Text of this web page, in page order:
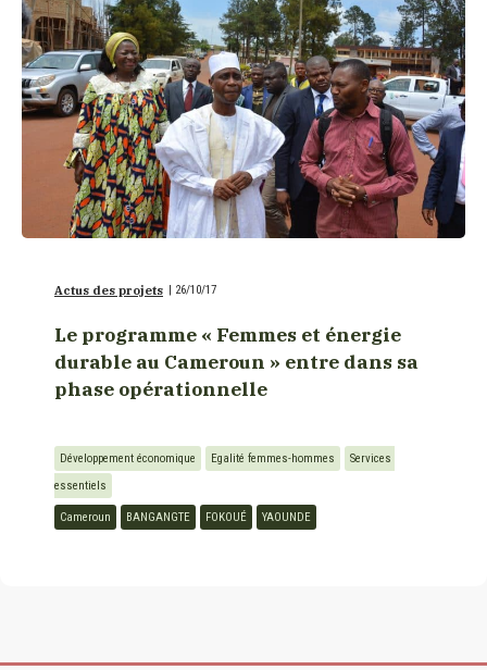
Actus des projets | 26/10/17
Le programme « Femmes et énergie
durable au Cameroun » entre dans sa
phase opérationnelle
Développement économique Egalité femmes-hommes
Services
essentiels
Cameroun BANGANGTE FOKOUÉ YAOUNDE